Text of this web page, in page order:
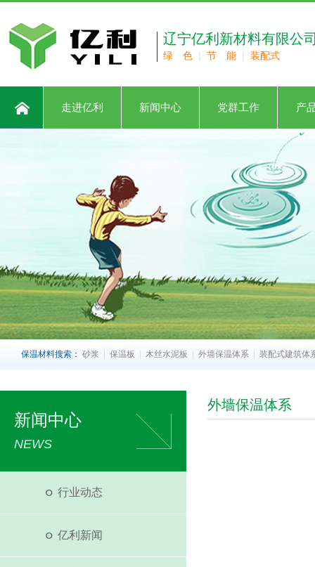
辽宁亿利新材料有限公
绿 色 | 节 能 | 装配式
走进亿利 新闻中心 党群工作 产
保温材料搜索： 砂浆 保温板 木丝水泥板 外墙保温体系 装配式建筑体
新闻中心
NEWS
行业动态
亿利新闻
外墙保温体系